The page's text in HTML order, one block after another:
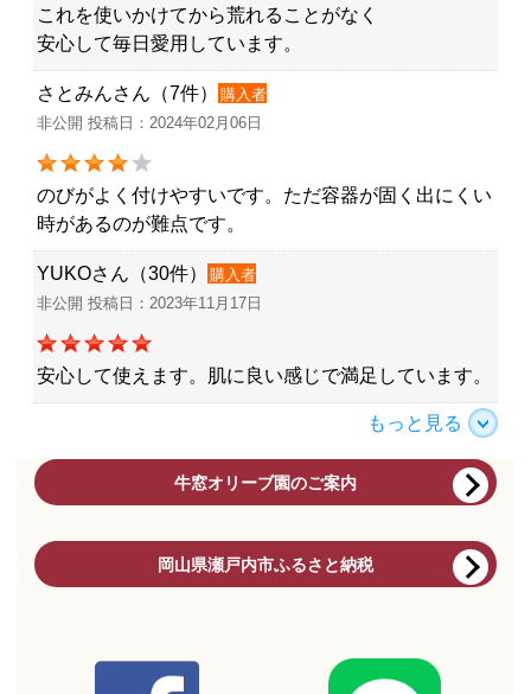
これを使いかけてから荒れることがなく
安心して毎日愛用しています。
さとみんさん（7件）
購入者
非公開 投稿日：2024年02月06日
のびがよく付けやすいです。ただ容器が固く出にくい
時があるのが難点です。
YUKOさん（30件）
購入者
非公開 投稿日：2023年11月17日
安心して使えます。肌に良い感じで満足しています。
もっと見る
牛窓オリーブ園のご案内
岡山県瀬戸内市ふるさと納税